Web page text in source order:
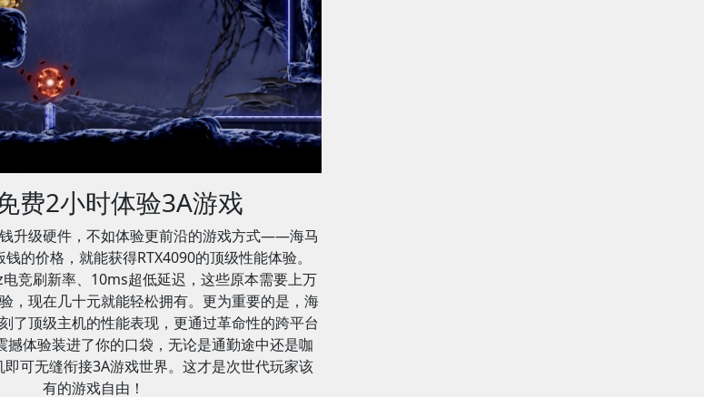
费2小时体验3A游戏
升级硬件，不如体验更前沿的游戏方式——海马
的价格，就能获得RTX4090的顶级性能体验。
竞刷新率、10ms超低延迟，这些原本需要上万
，现在几十元就能轻松拥有。更为重要的是，海
了顶级主机的性能表现，更通过革命性的跨平台
撼体验装进了你的口袋，无论是通勤途中还是咖
可无缝衔接3A游戏世界。这才是次世代玩家该
有的游戏自由！